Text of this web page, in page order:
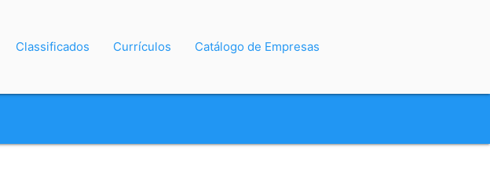
Classificados Currículos Catálogo de Empresas